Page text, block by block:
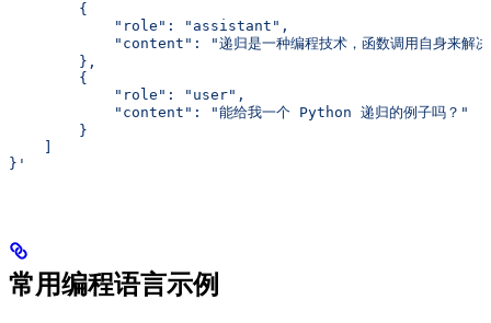
        {
            "role": "assistant",
"content": "递归是一种编程技术，函数调用自身来解
        },
        {
            "role": "user",
            "content": "能给我一个 Python 递归的例子吗？"
        }
}'
常用编程语言示例